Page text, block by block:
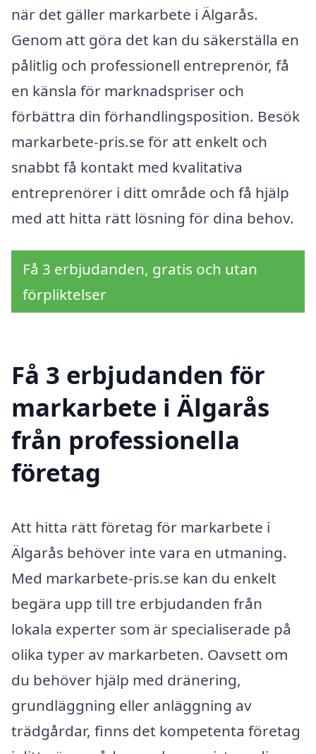
när det gäller markarbete i Älgarås.
Genom att göra det kan du säkerställa en
pålitlig och professionell entreprenör, få
en känsla för marknadspriser och
förbättra din förhandlingsposition. Besök
markarbete-pris.se för att enkelt och
snabbt få kontakt med kvalitativa
entreprenörer i ditt område och få hjälp
med att hitta rätt lösning för dina behov.
Få 3 erbjudanden, gratis och utan
förpliktelser
Få 3 erbjudanden för
markarbete i Älgarås
från professionella
företag
Att hitta rätt företag för markarbete i
Älgarås behöver inte vara en utmaning.
Med markarbete-pris.se kan du enkelt
begära upp till tre erbjudanden från
lokala experter som är specialiserade på
olika typer av markarbeten. Oavsett om
du behöver hjälp med dränering,
grundläggning eller anläggning av
trädgårdar, finns det kompetenta företag